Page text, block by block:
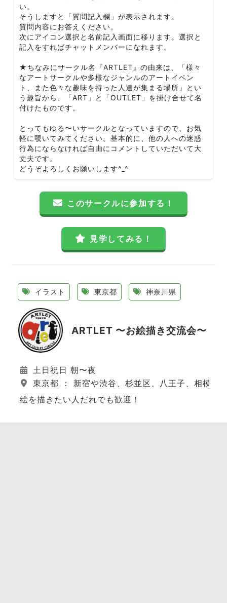
い。
そうしますと「質問記入欄」が表示されます。
質問内容にお答えください。
次にアイコン選択と名前記入画面に移ります。選択と
記入をすればチャットメンバーになれます。
★ちなみにサークル名『ARTLET』の由来は、「様々
なアートサークルや多様なジャンルのアートイベン
ト、また色々な趣味を持った人達が集まる場所」とい
う趣旨から、「ART」と「OUTLET」を掛け合せて名
付けたものです。
とってもゆる〜いサークルとなっていますので、お気
軽に覗いてみてください。基本的に、他の人への迷惑
行為にならなければ自由にコメントしていただいて大
丈夫です。
どうぞよろしくお願いします^_^
このサークルに参加する！
見学してみる！
イラスト 東京都 神奈川県
ARTLET 〜お絵描き交流会〜
土日祝日 朝〜夜
東京都 ： 新宿や渋谷、杉並区、八王子、相模原
絵を描きたい人だれでも歓迎！